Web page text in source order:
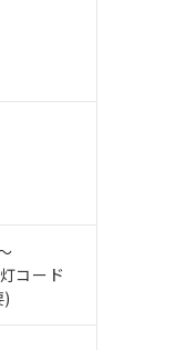
コード
です。
ありません。
です。